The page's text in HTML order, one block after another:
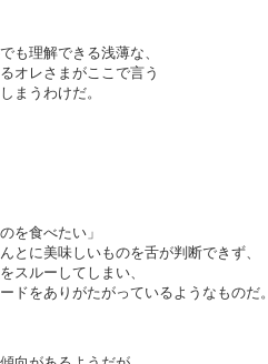
も理解できる浅薄な、
オレさまがここで言う
まうわけだ。
を食べたい」
とに美味しいものを舌が判断できず、
スルーしてしまい、
ドをありがたがっているようなものだ。